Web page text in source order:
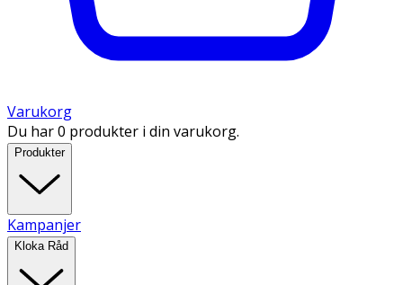
Varukorg
Du har 0 produkter i din varukorg.
Produkter
Kampanjer
Kloka Råd